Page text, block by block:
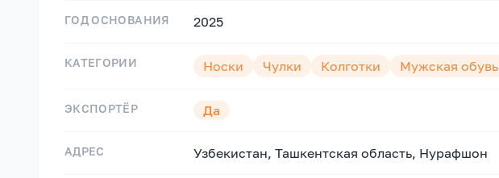
ГОД ОСНОВАНИЯ 2025
КАТЕГОРИИ Носки Чулки Колготки Мужская обувь
ЭКСПОРТЁР Да
АДРЕС Узбекистан, Ташкентская область, Нурафшон